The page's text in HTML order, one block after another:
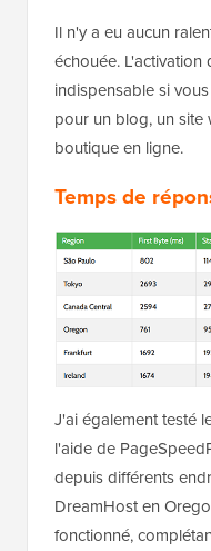
Il n'y a eu aucun
échouée. L'activation
indispensable si
pour un blog, un
boutique en ligne.
Temps de
J'ai également testé
l'aide de
depuis différents
DreamHost en
fonctionné,